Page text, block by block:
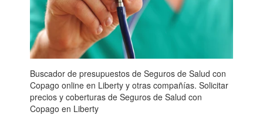
Buscador de presupuestos de Seguros de Salud con
Copago online en Liberty y otras compañías. Solicitar
precios y coberturas de Seguros de Salud con
Copago en Liberty